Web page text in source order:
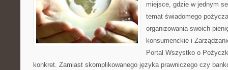
miejsce, gdzie w jednym
temat świadomego
organizowania swoich
konsumenckie i
Portal Wszystko o
konkret. Zamiast skomplikowanego języka prawniczego czy